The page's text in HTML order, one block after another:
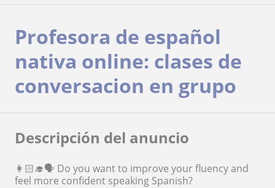
Profesora de español
nativa online: clases de
conversacion en grupo
Descripción del anuncio
👩🏻‍🎓🗣️ Do you want to improve your fluency and
feel more confident speaking Spanish?